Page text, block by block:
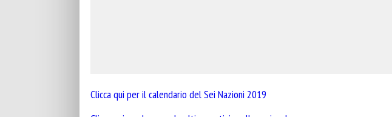
Clicca qui per il calendario del Sei Nazioni 2019